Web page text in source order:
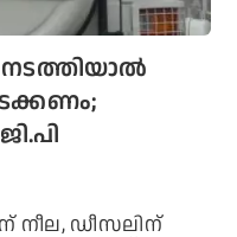
നീല, ഡീസലിന്